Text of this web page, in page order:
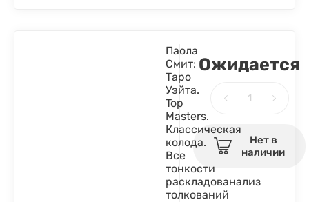
Паола
Смит:
Таро
Уэйта.
Top
Masters.
Классическая
колода.
Все
тонкости
раскладованализ
толкований
Ожидается
Нет в
наличии